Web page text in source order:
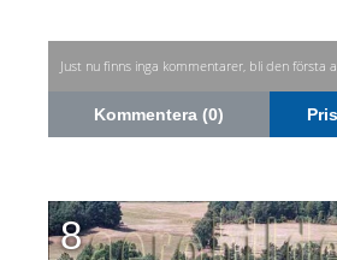
Just nu finns inga kommentarer, bli den första
Kommentera (0)
8